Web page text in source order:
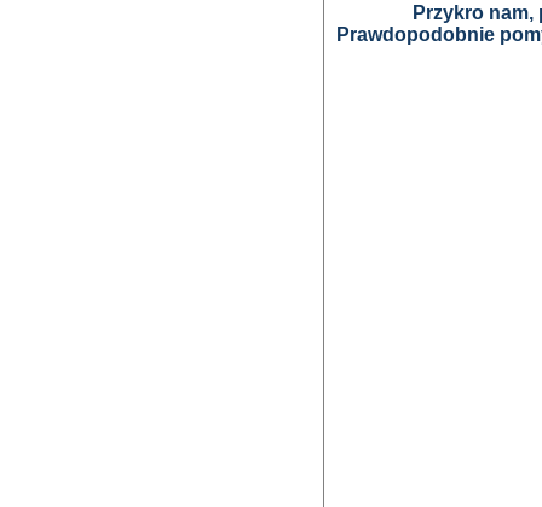
Przykro
Prawdopodobnie